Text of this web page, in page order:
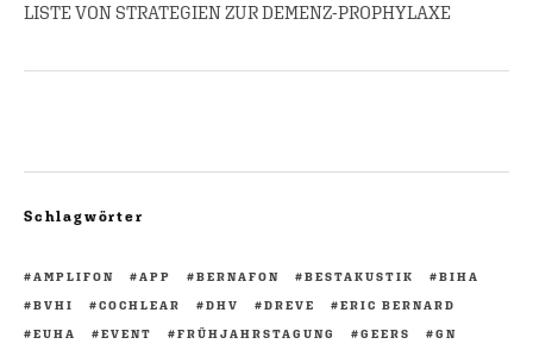
LISTE VON STRATEGIEN ZUR DEMENZ-PROPHYLAXE
Schlagwörter
AMPLIFON APP BERNAFON BESTAKUSTIK
BIHA
BVHI
COCHLEAR DHV DREVE
ERIC BERNARD
EUHA
EVENT FRÜHJAHRSTAGUNG GEERS
GN